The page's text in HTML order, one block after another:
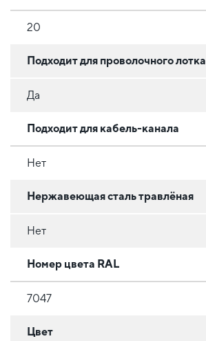
20
Подходит для проволочного лотка
Да
Подходит для кабель-канала
Нет
Нержавеющая сталь травлёная
Нет
Номер цвета RAL
7047
Цвет